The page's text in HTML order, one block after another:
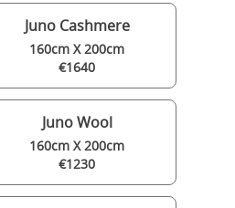
Juno Cashmere
160cm X 200cm
€1640
Juno Wool
160cm X 200cm
€1230